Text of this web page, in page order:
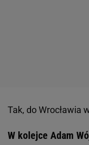
Tak, do Wrocławia
W kolejce Adam